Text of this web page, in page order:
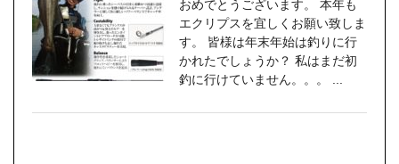
おめでとうございます。 本年も
エクリプスを宜しくお願い致しま
す。 皆様は年末年始は釣りに行
かれたでしょうか？ 私はまだ初
釣に行けていません。。。 ...